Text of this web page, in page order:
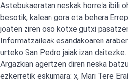
Astebukaeratan neskak horrela ibili
besotik, kalean gora eta
joaten ziren oso kotxe gutxi
Informatzaileak esandakoaren
urteko San Pedro jaiak izan daitezke.
Argazkian agertzen diren neska
ezkerretik eskumara: x, Mari Tere